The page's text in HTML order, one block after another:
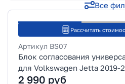
Все
Рассчитать
Артикул BS07
Блок согласования
для Volkswagen Jetta 2019-
2 990 руб